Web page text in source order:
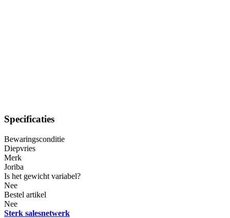
Specificaties
Bewaringsconditie
Diepvries
Merk
Joriba
Is het gewicht variabel?
Nee
Bestel artikel
Nee
Sterk salesnetwerk